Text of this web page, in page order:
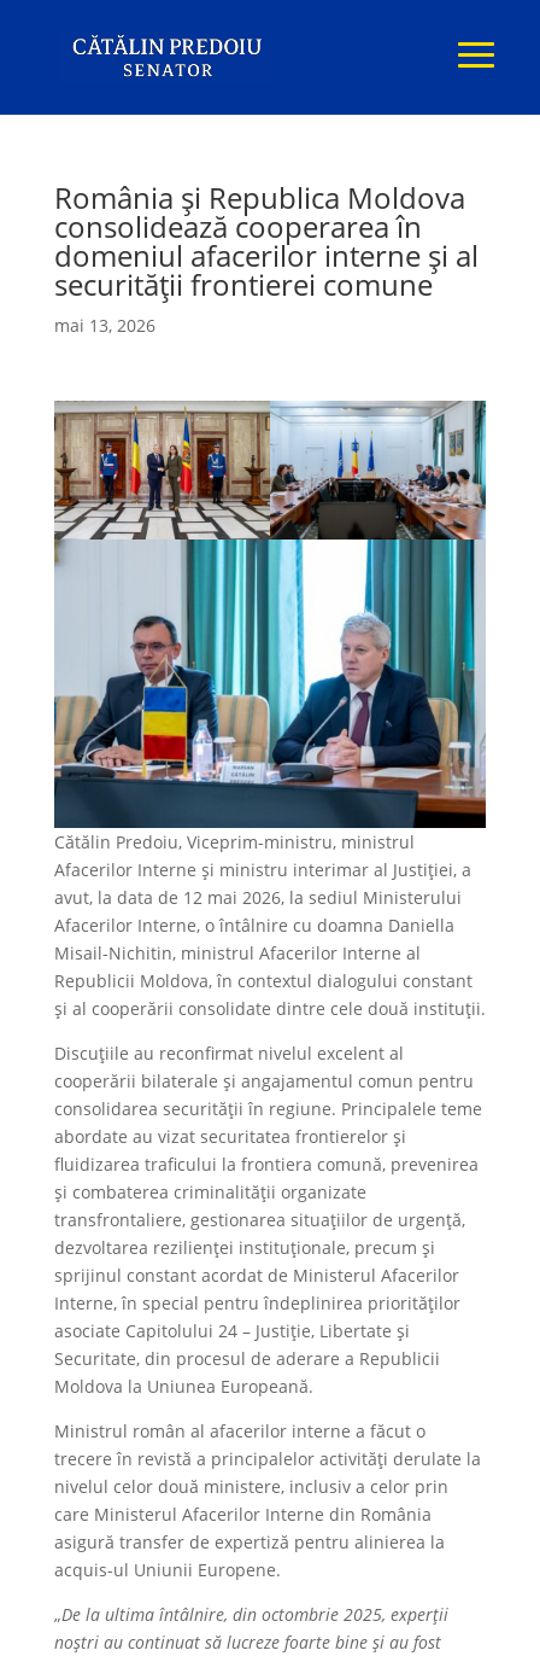
România și Republica Moldova
consolidează cooperarea în
domeniul afacerilor interne și al
securității frontierei comune
mai 13, 2026
Cătălin Predoiu, Viceprim-ministru, ministrul
Afacerilor Interne și ministru interimar al Justiției, a
avut, la data de 12 mai 2026, la sediul Ministerului
Afacerilor Interne, o întâlnire cu doamna Daniella
Misail-Nichitin, ministrul Afacerilor Interne al
Republicii Moldova, în contextul dialogului constant
și al cooperării consolidate dintre cele două instituții.
Discuțiile au reconfirmat nivelul excelent al
cooperării bilaterale și angajamentul comun pentru
consolidarea securității în regiune. Principalele teme
abordate au vizat securitatea frontierelor și
fluidizarea traficului la frontiera comună, prevenirea
și combaterea criminalității organizate
transfrontaliere, gestionarea situațiilor de urgență,
dezvoltarea rezilienței instituționale, precum și
sprijinul constant acordat de Ministerul Afacerilor
Interne, în special pentru îndeplinirea priorităților
asociate Capitolului 24 – Justiție, Libertate și
Securitate, din procesul de aderare a Republicii
Moldova la Uniunea Europeană.
Ministrul român al afacerilor interne a făcut o
trecere în revistă a principalelor activități derulate la
nivelul celor două ministere, inclusiv a celor prin
care Ministerul Afacerilor Interne din România
asigură transfer de expertiză pentru alinierea la
acquis-ul Uniunii Europene.
„De la ultima întâlnire, din octombrie 2025, experții
noștri au continuat să lucreze foarte bine și au fost